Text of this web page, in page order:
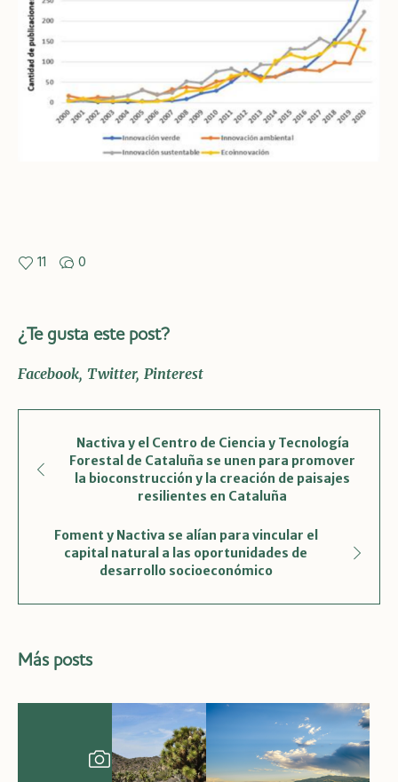
11 0
¿Te gusta este post?
Facebook Twitter Pinterest
Nactiva y el Centro de Ciencia y Tecnología
Forestal de Cataluña se unen para promover
la bioconstrucción y la creación de paisajes
resilientes en Cataluña
Foment y Nactiva se alían para vincular el
capital natural a las oportunidades de
desarrollo socioeconómico
Más posts